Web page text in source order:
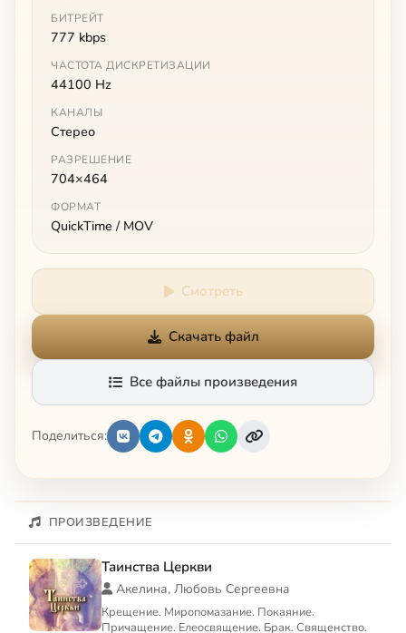
БИТРЕЙТ
777 kbps
ЧАСТОТА ДИСКРЕТИЗАЦИИ
44100 Hz
КАНАЛЫ
Стерео
РАЗРЕШЕНИЕ
704×464
ФОРМАТ
QuickTime / MOV
Смотреть
Скачать файл
Все файлы произведения
Поделиться:
ПРОИЗВЕДЕНИЕ
Таинства Церкви
Акелина, Любовь Сергеевна
Крещение. Миропомазание. Покаяние.
Причащение. Елеосвящение. Брак. Священство.